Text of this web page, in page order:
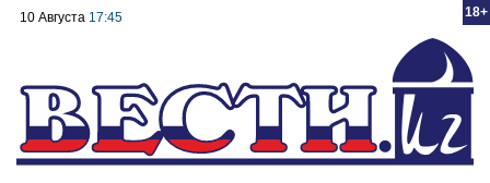
18+
10 Августа 17:45